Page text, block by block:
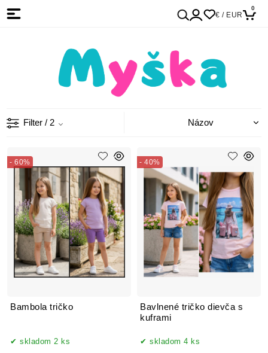
€ / EUR
0
Filter / 2
Bambola tričko
- 60%
skladom 2 ks
Bavlnené tričko dievča s
kuframi
- 40%
skladom 4 ks